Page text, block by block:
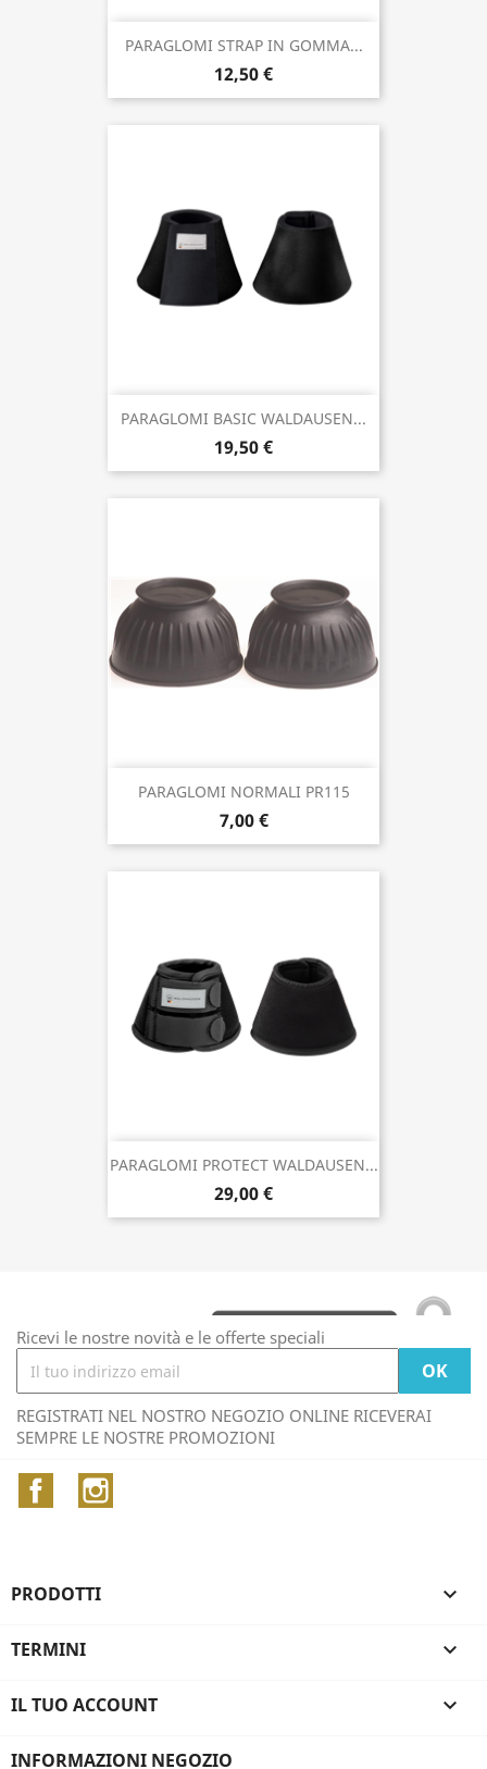
PARAGLOMI STRAP IN GOMMA...
12,50 €
PARAGLOMI BASIC WALDAUSEN...
19,50 €
PARAGLOMI NORMALI PR115
7,00 €
PARAGLOMI PROTECT WALDAUSEN...
29,00 €
Ricevi le nostre novità e le offerte speciali
REGISTRATI NEL NOSTRO NEGOZIO ONLINE RICEVERAI
SEMPRE LE NOSTRE PROMOZIONI
Facebook
PRODOTTI 
TERMINI 
IL TUO ACCOUNT 
INFORMAZIONI NEGOZIO